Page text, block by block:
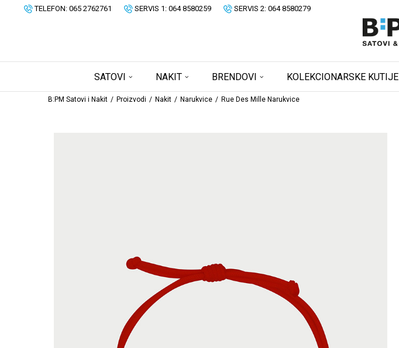
TELEFON: 065 2762761 SERVIS 1: 064 8580259 SERVIS 2: 064 8580279
SATOVI NAKIT BRENDOVI KOLEKCIONARSKE KUTIJE
B:PM Satovi i Nakit Proizvodi Nakit Narukvice Rue Des Mille Narukvice